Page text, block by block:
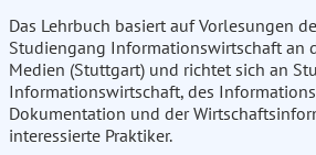
Das Lehrbuch basiert auf Vorlesungen
Studiengang Informationswirtschaft an
Medien (Stuttgart) und richtet sich an
Informationswirtschaft, des
Dokumentation und der
interessierte Praktiker.